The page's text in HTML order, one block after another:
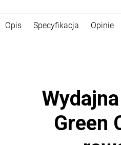
Opis Specyfikacja Opinie
Green